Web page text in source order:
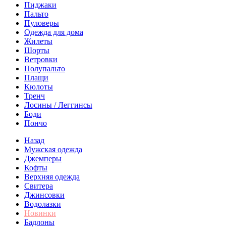
Пиджаки
Пальто
Пуловеры
Одежда для дома
Жилеты
Шорты
Ветровки
Полупальто
Плащи
Кюлоты
Тренч
Лосины / Леггинсы
Боди
Пончо
Назад
Мужская одежда
Джемперы
Кофты
Верхняя одежда
Свитера
Джинсовки
Водолазки
Новинки
Бадлоны